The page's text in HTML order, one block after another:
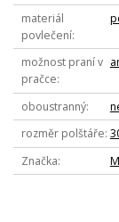
materiál
povlečení
možnost praní v
pračce
oboustranný
rozměr polštáře
Značka